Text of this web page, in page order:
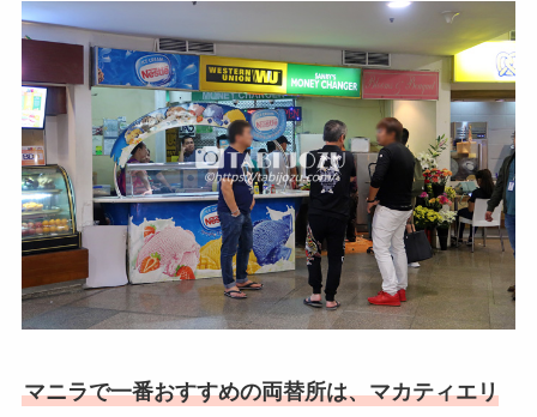
マニラで一番おすすめの両替所は、マカティエリ